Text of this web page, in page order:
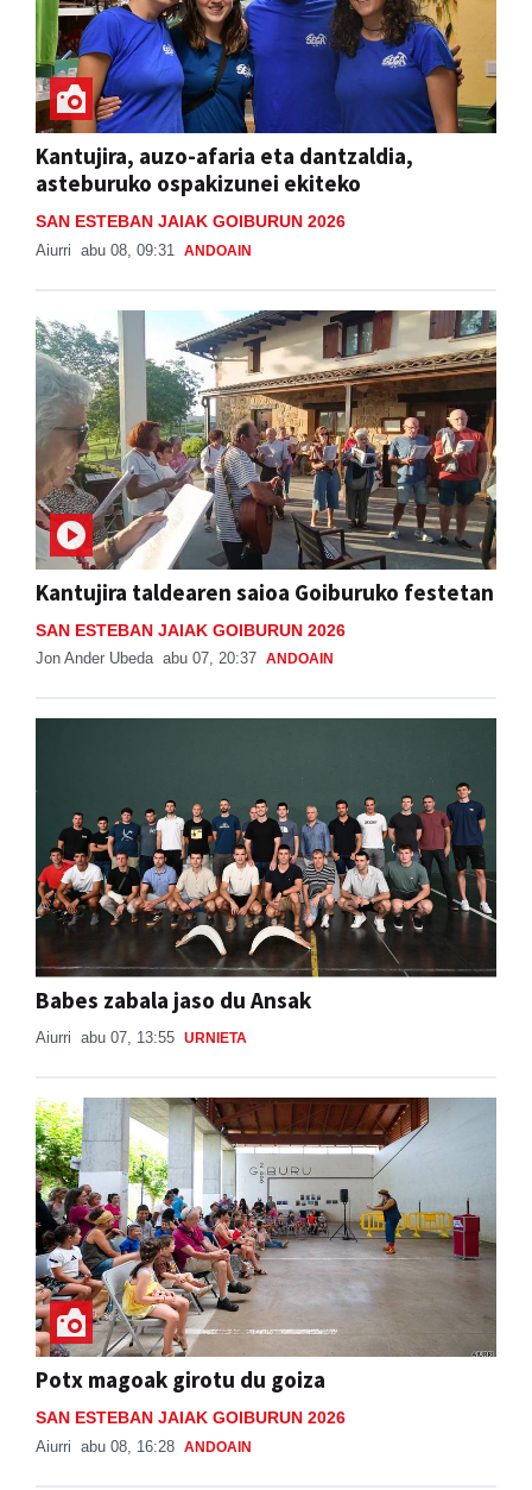
Kantujira, auzo-afaria eta dantzaldia,
asteburuko ospakizunei ekiteko
SAN ESTEBAN JAIAK GOIBURUN 2026
Aiurri abu 08, 09:31 ANDOAIN
Kantujira taldearen saioa Goiburuko festetan
SAN ESTEBAN JAIAK GOIBURUN 2026
Jon Ander Ubeda abu 07, 20:37 ANDOAIN
Babes zabala jaso du Ansak
Aiurri abu 07, 13:55 URNIETA
Potx magoak girotu du goiza
SAN ESTEBAN JAIAK GOIBURUN 2026
Aiurri abu 08, 16:28 ANDOAIN